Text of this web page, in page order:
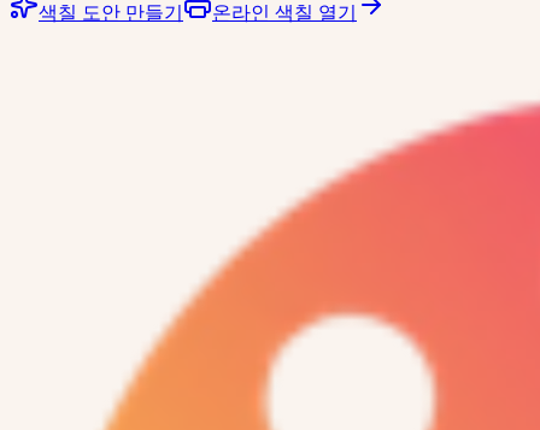
색칠 도안 만들기 온라인 색칠 열기